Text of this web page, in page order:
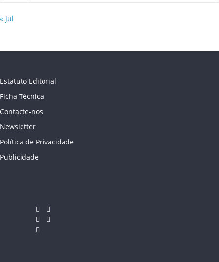
« Jul
Estatuto Editorial
Ficha Técnica
Contacte-nos
Newsletter
Política de Privacidade
Publicidade